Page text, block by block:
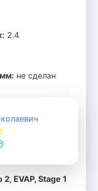
2.4
не сделан
2, EVAP, Stage 1